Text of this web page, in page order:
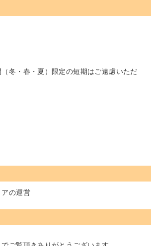
冬・春・夏）限定の短期はご遠慮いただ
アの運営